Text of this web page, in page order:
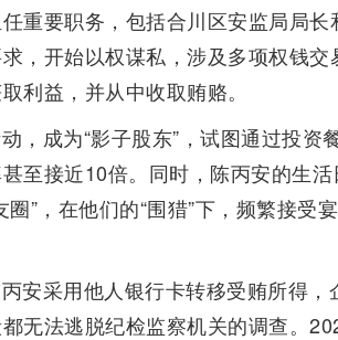
重要职务，包括合川区安监局局
，开始以权谋私，涉及多项权钱
利益，并从中收取贿赂。
，成为“影子股东”，试图通过投资
至接近10倍。同时，陈丙安的生
”，在他们的“围猎”下，频繁接受
安采用他人银行卡转移受贿所得，
无法逃脱纪检监察机关的调查。